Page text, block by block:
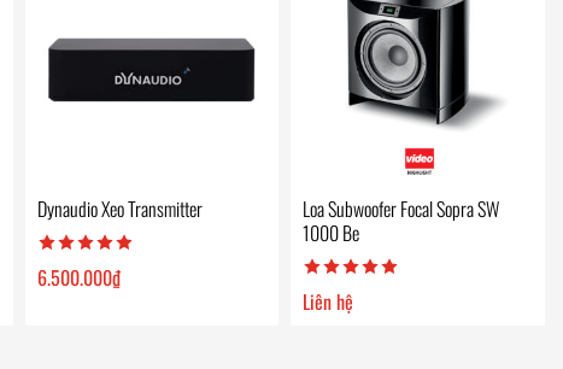
Dynaudio Xeo Transmitter
6.500.000₫
Loa Subwoofer Focal Sopra SW
1000 Be
Liên hệ